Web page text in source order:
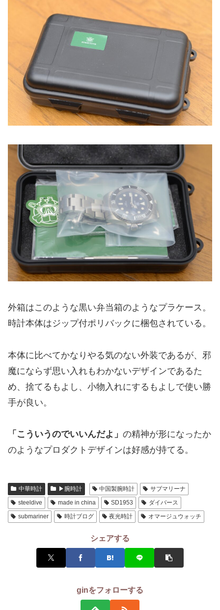
外箱はこのような黒い弁当箱のようなプラケース。
時計本体はジップ付ポリバックに梱包されている。
本体に比べてかなりやる気のない外装であるが、邪
魔にならず思い入れもわかないデザインであるた
め、捨てるもよし、小物入れにするもよしで使い勝
手が良い。
「こういうのでいいんだよ」 の精神が形になったか
のようなプロダクトデザインは好感が持てる。
中華時計 ▶腕時計 中国製腕時計
サブマリーナ
steeldive
made in china SD1953
ダイバース
submariner
時計ブログ 夜光時計 オマージュウォッチ
シェアする
ginをフォローする